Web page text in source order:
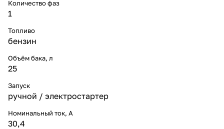
Количество фаз
1
Топливо
бензин
Объём бака, л
25
Запуск
ручной / электростартер
Номинальный ток, A
30,4